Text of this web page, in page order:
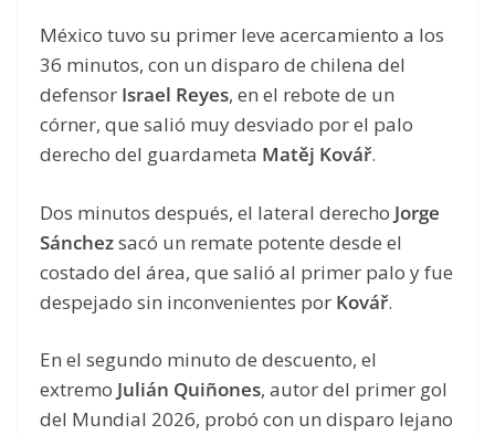
México tuvo su primer leve acercamiento a los
36 minutos, con un disparo de chilena del
defensor Israel Reyes, en el rebote de un
córner, que salió muy desviado por el palo
derecho del guardameta Matěj Kovář.
Dos minutos después, el lateral derecho Jorge
Sánchezsacó un remate potente desde el
costado del área, que salió al primer palo y fue
despejado sin inconvenientes por Kovář.
En el segundo minuto de descuento, el
extremo Julián Quiñones, autor del primer gol
del Mundial 2026, probó con un disparo lejano